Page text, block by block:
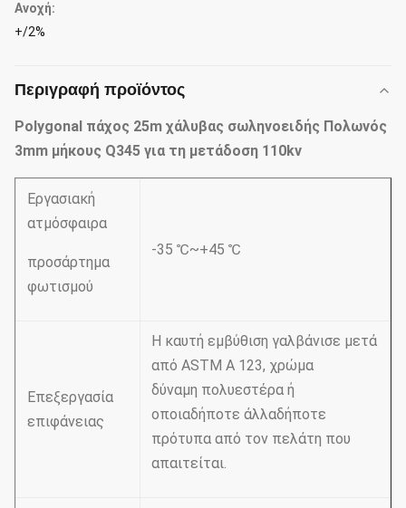
Ανοχή:
+/2%
Περιγραφή προϊόντος
Polygonal πάχος 25m χάλυβας σωληνοειδής Πολωνός
3mm μήκους Q345 για τη μετάδοση 110kv
Εργασιακή
ατμόσφαιρα
προσάρτημα
φωτισμού
-35 ℃~+45 ℃
Επεξεργασία
επιφάνειας
Η καυτή εμβύθιση γαλβάνισε μετά
από ASTM Α 123, χρώμα
δύναμη πολυεστέρα ή
οποιαδήποτε άλλαδήποτε
πρότυπα από τον πελάτη που
απαιτείται.